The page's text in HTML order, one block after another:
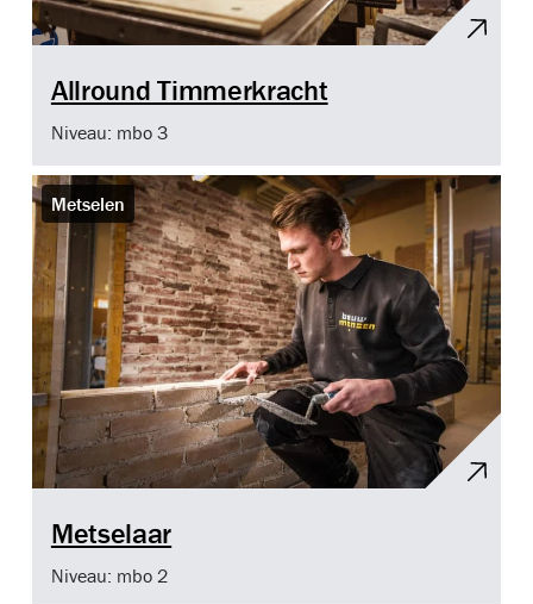
Allround Timmerkracht
Niveau: mbo 3
Metselen
Metselaar
Niveau: mbo 2